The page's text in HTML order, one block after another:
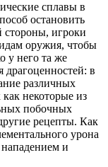
сплавы в
остановить
стороны, игроки
оружия, чтобы
у него та же
драгоценностей: в
различных
некоторые из
побочных
рецепты. Как
урона
и